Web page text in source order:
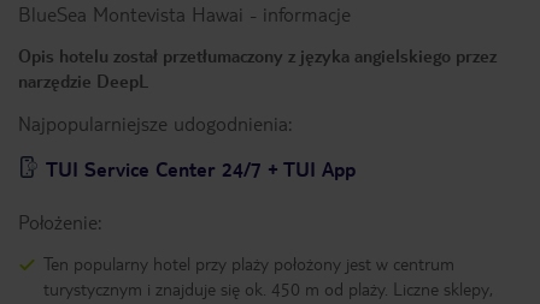
BlueSea Montevista Hawai - informacje
Opis hotelu został przetłumaczony z języka angielskiego przez
narzędzie DeepL
Najpopularniejsze udogodnienia:
TUI Service Center 24/7 + TUI App
Położenie:
Ten popularny hotel przy plaży położony jest w centrum
turystycznym i znajduje się ok. 450 m od plaży. Liczne sklepy,